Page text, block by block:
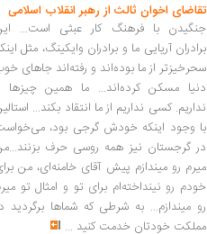
تقاضای اخوان ثالث از رهبر انقلاب اسلامی
جنگیدن با فرهنگ کار عبثی است...
برادران آریایی ما و برادران وایکینگ، مثل
سحرخیزتر از ما بوده‌اند و رفته‌اند جاهای
دنیا مسکن کرده‌اند... ما همین چیزها
نداریم. کسی نداریم از ما انتقاد بکند...
با وجود اینکه خودش گرجی بود،
در گرجستان نیز همه روسی حرف
میرم رو میندازم پیش آقای خامنه‌ای، من
خودم رو نینداخته‌ام برای تو و امثال تو
رو میندازم... به شرطی که شماها برگردید
مملکت خودتان خدمت کنید ...